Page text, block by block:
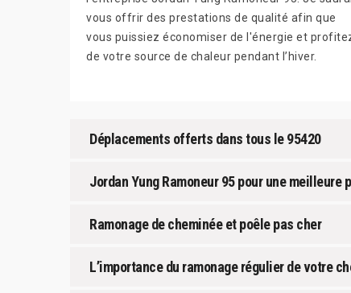
vous offrir des prestations de qualité afin que
vous puissiez économiser de l'énergie et
de votre source de chaleur pendant l’hiver.
Déplacements offerts dans tous le 95420
Jordan Yung Ramoneur 95 pour une
Ramonage de cheminée et poêle pas cher
L’importance du ramonage régulier de votre